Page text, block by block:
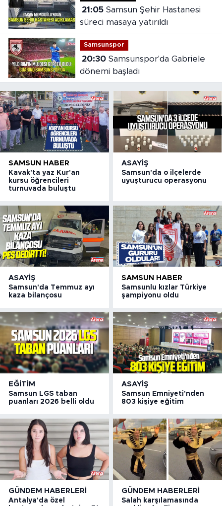
21:05Samsun Şehir Hastanesi
süreci masaya yatırıldı
Samsunspor
20:30Samsunspor'da Gabriele
dönemi başladı
SAMSUN HABER
Kavak'ta yaz Kur'an
kursu öğrencileri
turnuvada buluştu
ASAYIŞ
Samsun'da o ilçelerde
uyuşturucu operasyonu
ASAYIŞ
Samsun'da Temmuz ayı
kaza bilançosu
SAMSUN HABER
Samsunlu kızlar Türkiye
şampiyonu oldu
EĞITIM
Samsun LGS taban
puanları 2026 belli oldu
ASAYIŞ
Samsun Emniyeti'nden
803 kişiye eğitim
GÜNDEM HABERLERI
Antalya'da özel
GÜNDEM HABERLERI
Salah karşılamasında